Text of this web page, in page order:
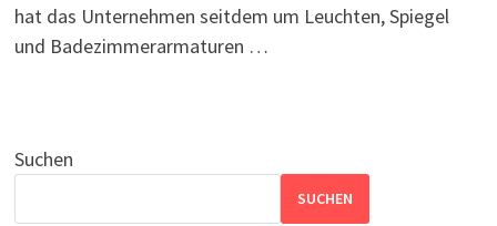
hat das Unternehmen seitdem um Leuchten, Spiegel
und Badezimmerarmaturen …
Suchen
SUCHEN